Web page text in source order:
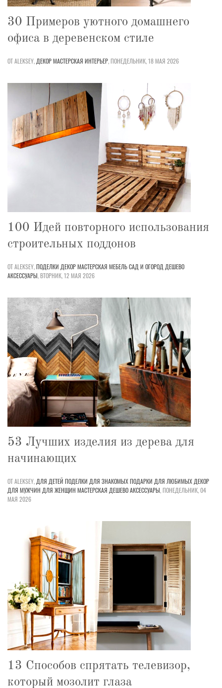
30 Примеров уютного домашнего
офиса в деревенском стиле
ОТ ALEKSEY, ДЕКОРМАСТЕРСКАЯ ИНТЕРЬЕР,ПОНЕДЕЛЬНИК, 18 МАЯ 2026
100 Идей повторного использования
строительных поддонов
ОТ ALEKSEY,ПОДЕЛКИ ДЕКОРМАСТЕРСКАЯ МЕБЕЛЬСАД И ОГОРОД ДЕШЕВО
АКСЕССУАРЫ,ВТОРНИК, 12 МАЯ 2026
53 Лучших изделия из дерева для
начинающих
ОТ ALEKSEY, ДЛЯ ДЕТЕЙ ПОДЕЛКИ ДЛЯ ЗНАКОМЫХПОДАРКИ ДЛЯ ЛЮБИМЫХ ДЕКОР
ДЛЯ МУЖЧИН ДЛЯ ЖЕНЩИН МАСТЕРСКАЯ ДЕШЕВОАКСЕССУАРЫ,ПОНЕДЕЛЬНИК, 04
МАЯ 2026
13 Способов спрятать телевизор,
который мозолит глаза